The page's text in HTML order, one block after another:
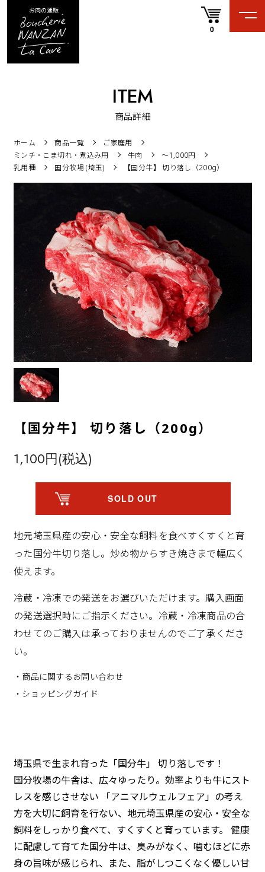
お肉の通販
0
ITEM
商品詳細
ホーム 商品一覧
ご家庭用
ミンチ・こま切れ・煮込み用
牛肉
〜1,000円
乳用種
国分牧場 (埼玉) 【国分牛】 切り落し（200g）
【国分牛】 切り落し（200g）
1,100円(税込)
SOLD OUT
地元埼玉県産の安心・安全な飼料を食べすくすくと育
った国分牛切り落し。炒め物からすき焼きまで幅広く
使えます。
冷蔵・冷凍での発送をお選びいただけます。購入画面
の発送選択時にご指示ください。冷蔵・冷凍商品の合
わせてのご購入は承っておりませんのでご了承くださ
い。
・商品に関するお問い合わせ
・ショッピングガイド
埼玉県で生まれ育った「国分牛」 切り落しです！
国分牧場の牛舎は、広々ゆったり。効率よりも牛にスト
レスを感じさせない
「アニマルウェルフェア」の考え
方を大切に飼育を行ない、地元埼玉県産の安心・安全な
飼料をしっかり食べて、すくすくと育っています。 健康
に配慮して育てた国分牛は、臭みがなく、噛むほどに赤
身の旨味が感じられ、また、脂がしつこくなく優しい甘